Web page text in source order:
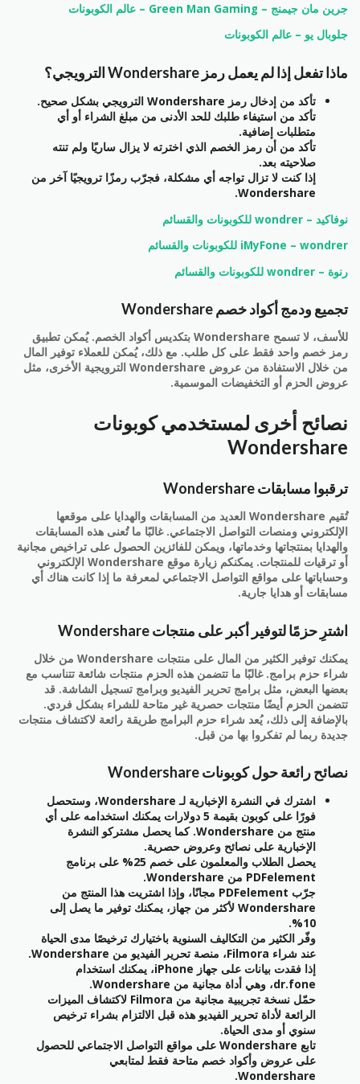
جرين مان جيمنج – Green Man Gaming – عالم الكوبونات
جلوبال يو – عالم الكوبونات
ماذا تفعل إذا لم يعمل رمز Wondershare الترويجي؟
تأكد من إدخال رمز Wondershare الترويجي بشكل صحيح.
تأكد من استيفاء طلبك للحد الأدنى من مبلغ الشراء أو أي
متطلبات إضافية.
تأكد من أن رمز الخصم الذي اخترته لا يزال ساريًا ولم تنته
صلاحيته بعد.
إذا كنت لا تزال تواجه أي مشكلة، فجرّب رمزًا ترويجيًا آخر من
Wondershare.
نوفاكيد – wondrer للكوبونات والقسائم
iMyFone – wondrer للكوبونات والقسائم
رنوة – wondrer للكوبونات والقسائم
تجميع ودمج أكواد خصم Wondershare
للأسف، لا تسمح Wondershare بتكديس أكواد الخصم. يُمكن تطبيق
رمز خصم واحد فقط على كل طلب. مع ذلك، يُمكن للعملاء توفير المال
من خلال الاستفادة من عروض Wondershare الترويجية الأخرى، مثل
عروض الحزم أو التخفيضات الموسمية.
نصائح أخرى لمستخدمي كوبونات
Wondershare
ترقبوا مسابقات Wondershare
تُقيم Wondershare العديد من المسابقات والهدايا على موقعها
الإلكتروني ومنصات التواصل الاجتماعي. غالبًا ما تُعنى هذه المسابقات
والهدايا بمنتجاتها وخدماتها، ويمكن للفائزين الحصول على تراخيص مجانية
أو ترقيات للمنتجات. يمكنكم زيارة موقع Wondershare الإلكتروني
وحساباتها على مواقع التواصل الاجتماعي لمعرفة ما إذا كانت هناك أي
مسابقات أو هدايا جارية.
اشترِ حزمًا لتوفير أكبر على منتجات Wondershare
يمكنك توفير الكثير من المال على منتجات Wondershare من خلال
شراء حزم برامج. غالبًا ما تتضمن هذه الحزم منتجات شائعة تتناسب مع
بعضها البعض، مثل برامج تحرير الفيديو وبرامج تسجيل الشاشة. قد
تتضمن الحزم أيضًا منتجات حصرية غير متاحة للشراء بشكل فردي.
بالإضافة إلى ذلك، يُعد شراء حزم البرامج طريقة رائعة لاكتشاف منتجات
جديدة ربما لم تفكروا بها من قبل.
نصائح رائعة حول كوبونات Wondershare
اشترك في النشرة الإخبارية لـ Wondershare، وستحصل
فورًا على كوبون بقيمة 5 دولارات يمكنك استخدامه على أي
منتج من Wondershare. كما يحصل مشتركو النشرة
الإخبارية على نصائح وعروض حصرية.
يحصل الطلاب والمعلمون على خصم 25% على برنامج
PDFelement من Wondershare.
جرّب PDFelement مجانًا، وإذا اشتريت هذا المنتج من
Wondershare لأكثر من جهاز، يمكنك توفير ما يصل إلى
10%.
وفّر الكثير من التكاليف السنوية باختيارك ترخيصًا مدى الحياة
عند شراء Filmora، منصة تحرير الفيديو من Wondershare.
إذا فقدت بيانات على جهاز iPhone، يمكنك استخدام
dr.fone، وهي أداة مجانية من Wondershare.
حمّل نسخة تجريبية مجانية من Filmora لاكتشاف الميزات
الرائعة لأداة تحرير الفيديو هذه قبل الالتزام بشراء ترخيص
سنوي أو مدى الحياة.
تابع Wondershare على مواقع التواصل الاجتماعي للحصول
على عروض وأكواد خصم متاحة فقط لمتابعي
Wondershare.